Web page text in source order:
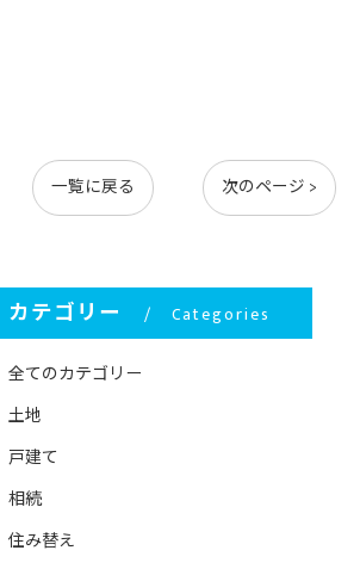
一覧に戻る 次のページ >
カテゴリー Categories
全てのカテゴリー
土地
戸建て
相続
住み替え